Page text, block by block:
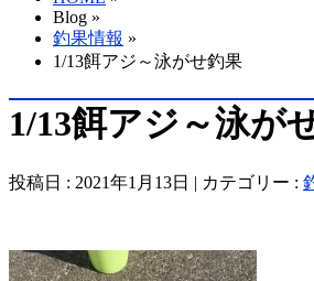
Blog »
釣果情報 »
1/13餌アジ～泳がせ釣果
1/13餌アジ～泳が
投稿日 : 2021年1月13日 | カテゴリー :